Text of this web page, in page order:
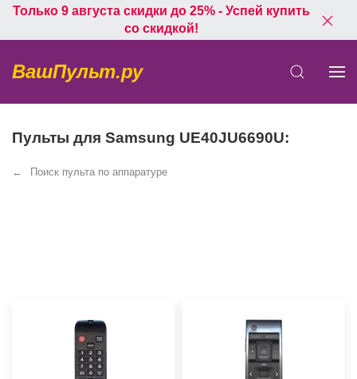
Только 9 августа скидки до 25% - Успей купить
со скидкой!
ВашПульт.ру
Пульты для Samsung UE40JU6690U:
Поиск пульта по аппаратуре